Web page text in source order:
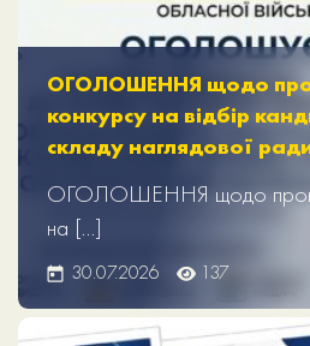
ОГОЛОШЕННЯ щодо
конкурсу на відбір
складу наглядової
ОГОЛОШЕННЯ щодо
на […]
30.07.2026 137